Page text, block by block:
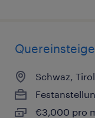
Schwaz, Tirol
€3,000 pro